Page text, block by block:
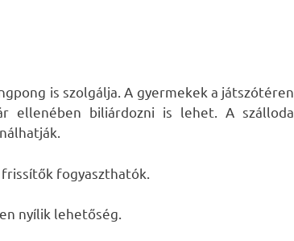
is szolgálja. A gyermekek a játszótéren
ellenében biliárdozni is lehet. A szálloda
fogyaszthatók.
nyílik lehetőség.